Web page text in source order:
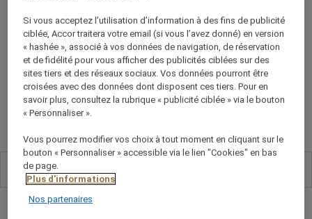
CHAMBRES
DES CHAMBRES
EXQUISES
Tous 13
Si vous acceptez l’utilisation d’information à des fins de publicité
ciblée, Accor traitera votre email (si vous l’avez donné) en version
« hashée », associé à vos données de navigation, de réservation
et de fidélité pour vous afficher des publicités ciblées sur des
sites tiers et des réseaux sociaux. Vos données pourront être
croisées avec des données dont disposent ces tiers. Pour en
savoir plus, consultez la rubrique « publicité ciblée » via le bouton
« Personnaliser ».
Vous pourrez modifier vos choix à tout moment en cliquant sur le
bouton « Personnaliser » accessible via le lien "Cookies" en bas
de page.
Plus d'informations
Nos partenaires